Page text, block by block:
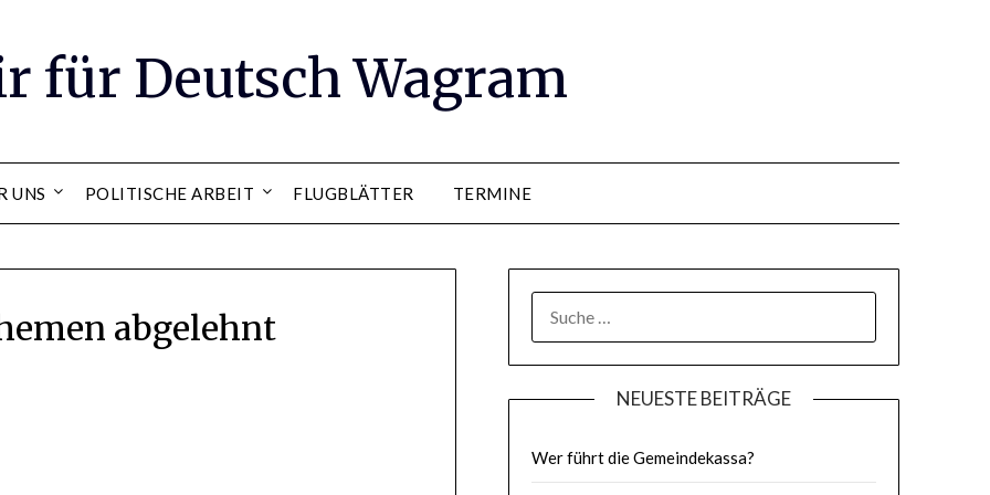
für Deutsch Wagram
UNS POLITISCHE ARBEIT FLUGBLÄTTER TERMINE
abgelehnt
NACH:
NEUESTE BEITRÄGE
Wer führt die Gemeindekassa?